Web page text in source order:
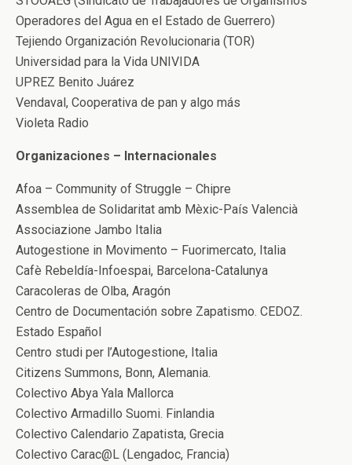
Operadores del Agua en el Estado de Guerrero)
Tejiendo Organización Revolucionaria (TOR)
Universidad para la Vida UNIVIDA
UPREZ Benito Juárez
Vendaval, Cooperativa de pan y algo más
Violeta Radio
Organizaciones – Internacionales
Afoa – Community of Struggle – Chipre
Assemblea de Solidaritat amb Mèxic-País Valencià
Associazione Jambo Italia
Autogestione in Movimento – Fuorimercato, Italia
Cafè Rebeldía-Infoespai, Barcelona-Catalunya
Caracoleras de Olba, Aragón
Centro de Documentación sobre Zapatismo. CEDOZ.
Estado Español
Centro studi per l’Autogestione, Italia
Citizens Summons, Bonn, Alemania.
Colectivo Abya Yala Mallorca
Colectivo Armadillo Suomi. Finlandia
Colectivo Calendario Zapatista, Grecia
Colectivo Carac@L (Lengadoc, Francia)